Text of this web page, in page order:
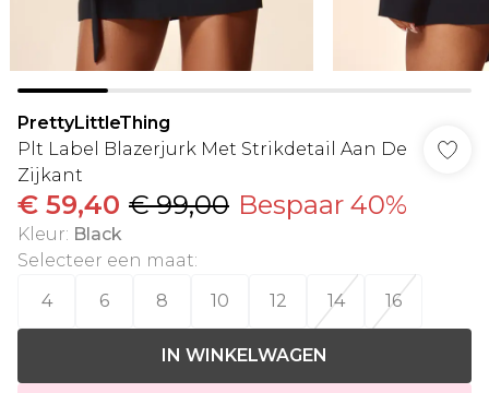
PrettyLittleThing
Plt Label Blazerjurk Met Strikdetail Aan De
Zijkant
€ 59,40 € 99,00 Bespaar 40%
Kleur: Black
Selecteer een maat:
4
6 8 10 12 14 16
IN WINKELWAGEN